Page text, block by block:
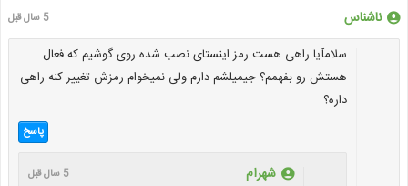
ناشناس 5 سال قبل
سلامآیا راهی هست رمز اینستای نصب شده روی گوشیم که فعال
هستش رو بفهمم؟ جیمیلشم دارم ولی نمیخوام رمزش تغییر کنه راهی
داره؟
پاسخ
شهرام 5 سال قبل